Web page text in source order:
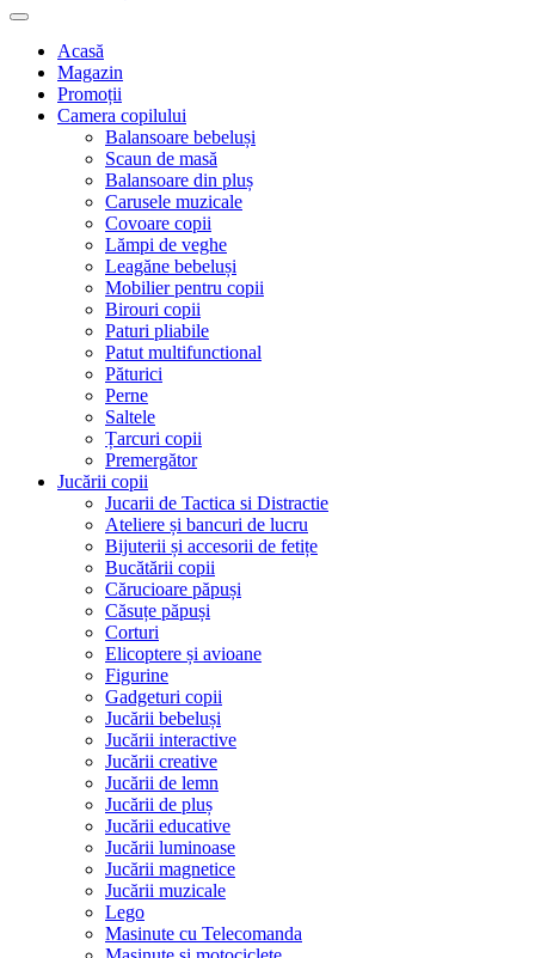
Acasă
Magazin
Promoții
Camera copilului
Balansoare bebeluși
Scaun de masă
Balansoare din pluș
Carusele muzicale
Covoare copii
Lămpi de veghe
Leagăne bebeluși
Mobilier pentru copii
Birouri copii
Paturi pliabile
Patut multifunctional
Păturici
Perne
Saltele
Țarcuri copii
Premergător
Jucării copii
Jucarii de Tactica si Distractie
Ateliere și bancuri de lucru
Bijuterii și accesorii de fetițe
Bucătării copii
Cărucioare păpuși
Căsuțe păpuși
Corturi
Elicoptere și avioane
Figurine
Gadgeturi copii
Jucării bebeluși
Jucării interactive
Jucării creative
Jucării de lemn
Jucării de pluș
Jucării educative
Jucării luminoase
Jucării magnetice
Jucării muzicale
Lego
Masinute cu Telecomanda